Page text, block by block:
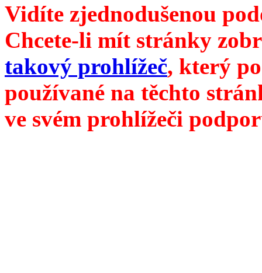
Vidíte zjednodušenou
Chcete-li mít stránky
takový prohlížeč, který
používané na těchto
ve svém prohlížeči